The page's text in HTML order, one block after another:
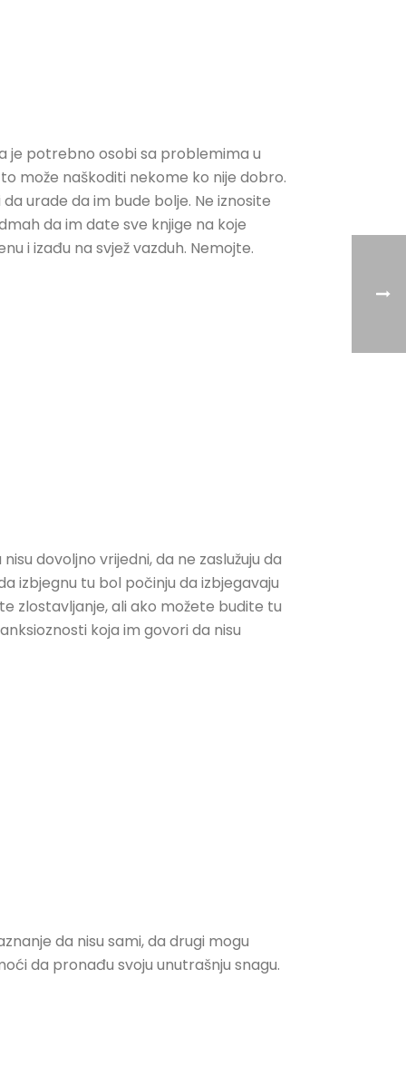
je potrebno osobi sa problemima u
može naškoditi nekome ko nije dobro.
urade da im bude bolje. Ne iznosite
da im date sve knjige na koje
i izađu na svjež vazduh. Nemojte.
dovoljno vrijedni, da ne zaslužuju da
izbjegnu tu bol počinju da izbjegavaju
zlostavljanje, ali ako možete budite tu
koja im govori da nisu
da nisu sami, da drugi mogu
da pronađu svoju unutrašnju snagu.